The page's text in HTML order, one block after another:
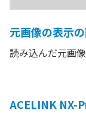
元画像の表示の
読み込んだ元画
ACELINK NX-